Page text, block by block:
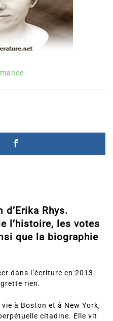
d’Erika Rhys.
l’histoire, les votes
que la biographie
dans l’écriture en 2013.
rien.
à Boston et à New York,
citadine. Elle vit